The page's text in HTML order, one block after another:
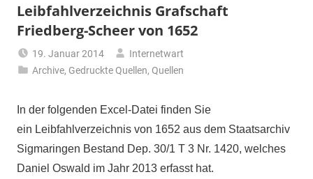
Leibfahlverzeichnis Grafschaft
Friedberg-Scheer von 1652
19. Januar 2014
Internetwart
Archive, Gedruckte Quellen,Quellen
In der folgenden Excel-Datei finden Sie
ein Leibfahlverzeichnis von 1652 aus dem Staatsarchiv
Sigmaringen Bestand Dep. 30/1 T 3 Nr. 1420, welches
Daniel Oswald im Jahr 2013 erfasst hat.